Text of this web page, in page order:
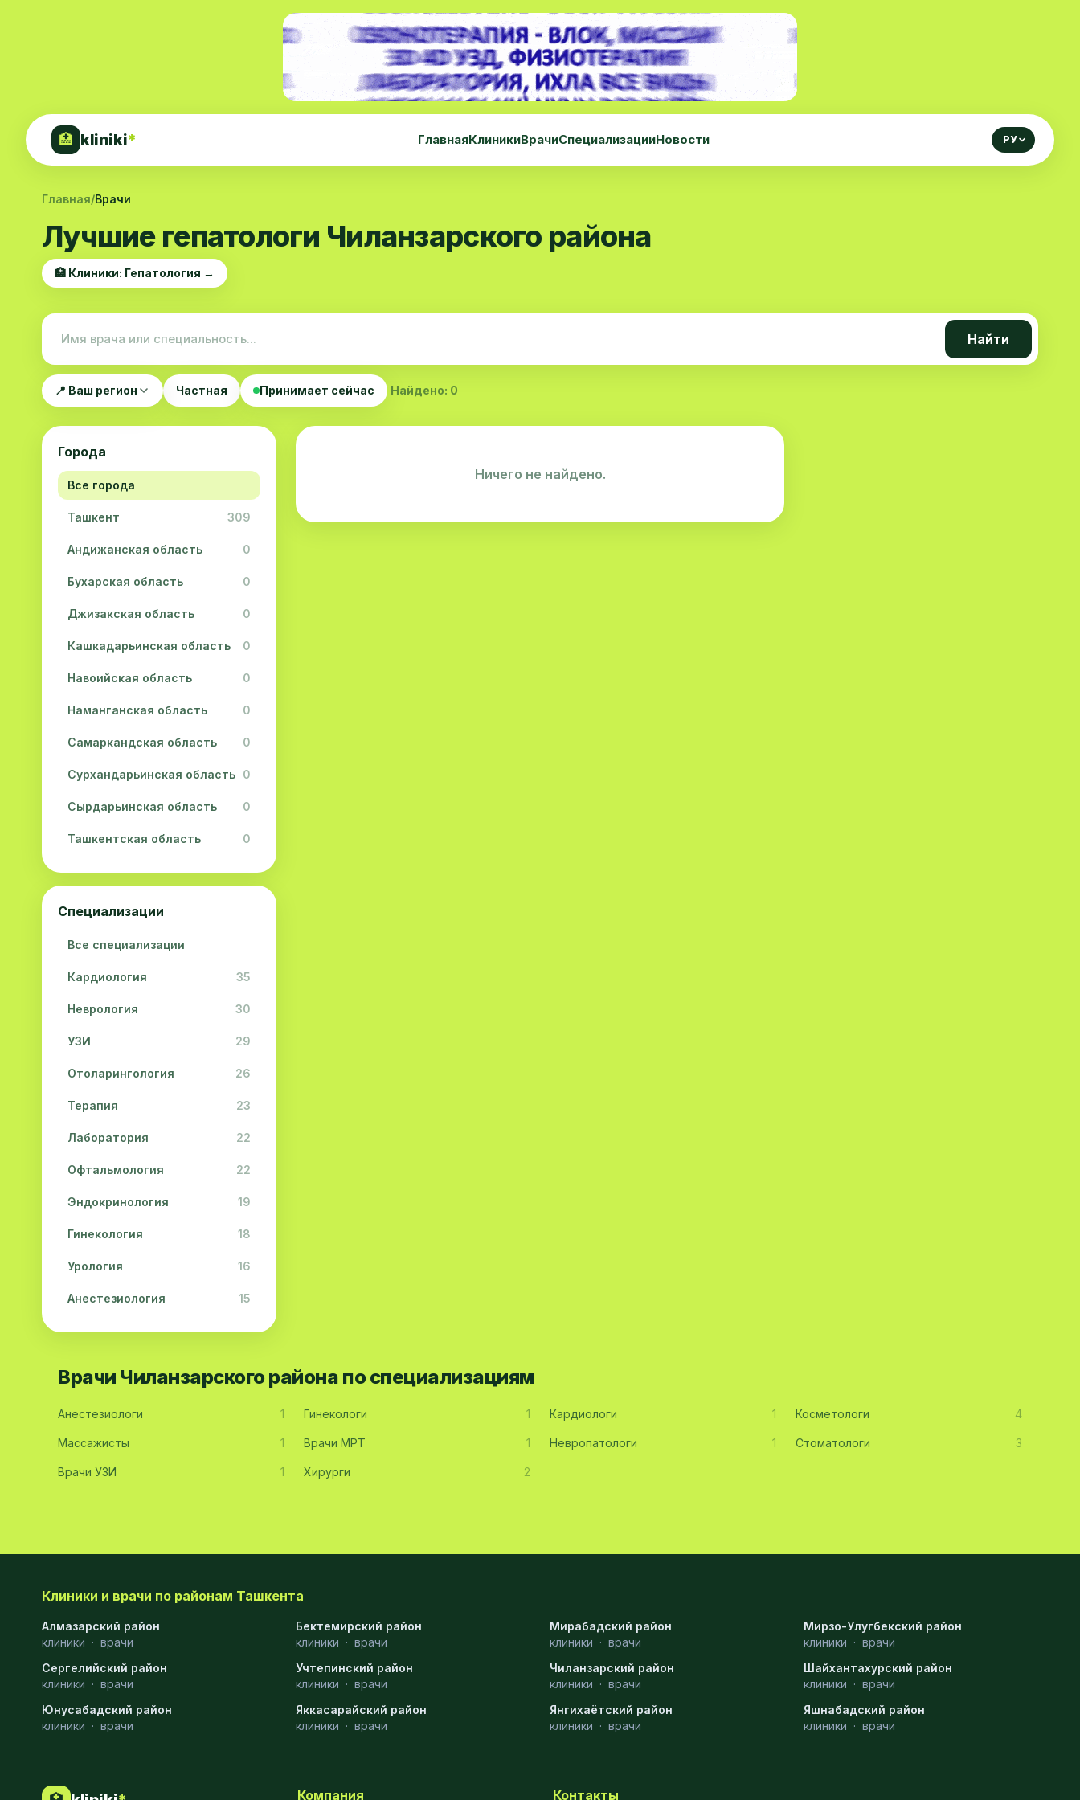
🏥 kliniki* ГлавнаяКлиникиВрачиСпециализацииНовости РУ
Главная/Врачи
Лучшие гепатологи Чиланзарского района
🏥 Клиники: Гепатология →
Найти
📍 Ваш регион Частная Принимает сейчас Найдено: 0
Города
Все города
Ташкент 309
Андижанская область 0
Бухарская область 0
Джизакская область 0
Кашкадарьинская область 0
Навоийская область 0
Наманганская область 0
Самаркандская область 0
Сурхандарьинская область 0
Сырдарьинская область 0
Ташкентская область 0
Ферганская область 0
Специализации
Все специализации
Кардиология 35
Неврология 30
УЗИ 29
Отоларингология 26
Терапия 23
Лаборатория 22
Офтальмология 22
Эндокринология 19
Гинекология 18
Урология 16
Анестезиология 15
Дерматология 15
Стоматология 9
Физиотерапия
Ортопедия
Пластическая хирургия
Ничего не найдено.
Врачи Чиланзарского района по специализациям
Анестезиологи 1 Гинекологи 1 Кардиологи 1 Косметологи 4
Массажисты 1 Врачи МРТ 1 Невропатологи 1 Стоматологи 3
Врачи УЗИ 1 Хирурги 2
Клиники и врачи по районам Ташкента
Алмазарский район
клиники · врачи
Бектемирский район
клиники · врачи
Мирабадский район
клиники · врачи
Мирзо-Улугбекский район
клиники · врачи
Сергелийский район
клиники · врачи
Учтепинский район
клиники · врачи
Чиланзарский район
клиники · врачи
Шайхантахурский район
клиники · врачи
Юнусабадский район
клиники · врачи
Яккасарайский район
клиники · врачи
Янгихаётский район
клиники · врачи
Яшнабадский район
клиники · врачи
Компания Контакты